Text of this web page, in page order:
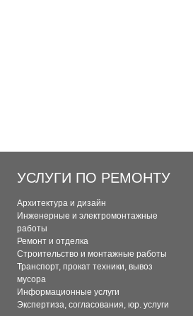
УСЛУГИ ПО РЕМОНТУ
Архитектура и дизайн
Инженерные и электромонтажные
работы
Ремонт и отделка
Строительство и монтажные работы
Транспорт, прокат техники, вывоз
мусора
Информационные услуги
Экспертиза, согласования, юр. услуги